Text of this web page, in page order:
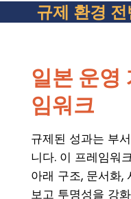
규제 환경
일본 운영
임워크
규제된 성과는 부
니다. 이 프레임워
아래 구조, 문서화,
보고 투명성을 강